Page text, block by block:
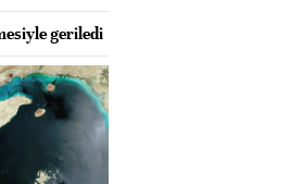
geriledi